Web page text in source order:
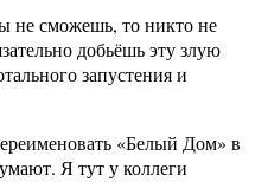
не сможешь, то никто не
добьёшь эту злую
запустения и
«Белый Дом» в
Я тут у коллеги